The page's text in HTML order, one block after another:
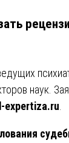
наук.
expertiza.ru